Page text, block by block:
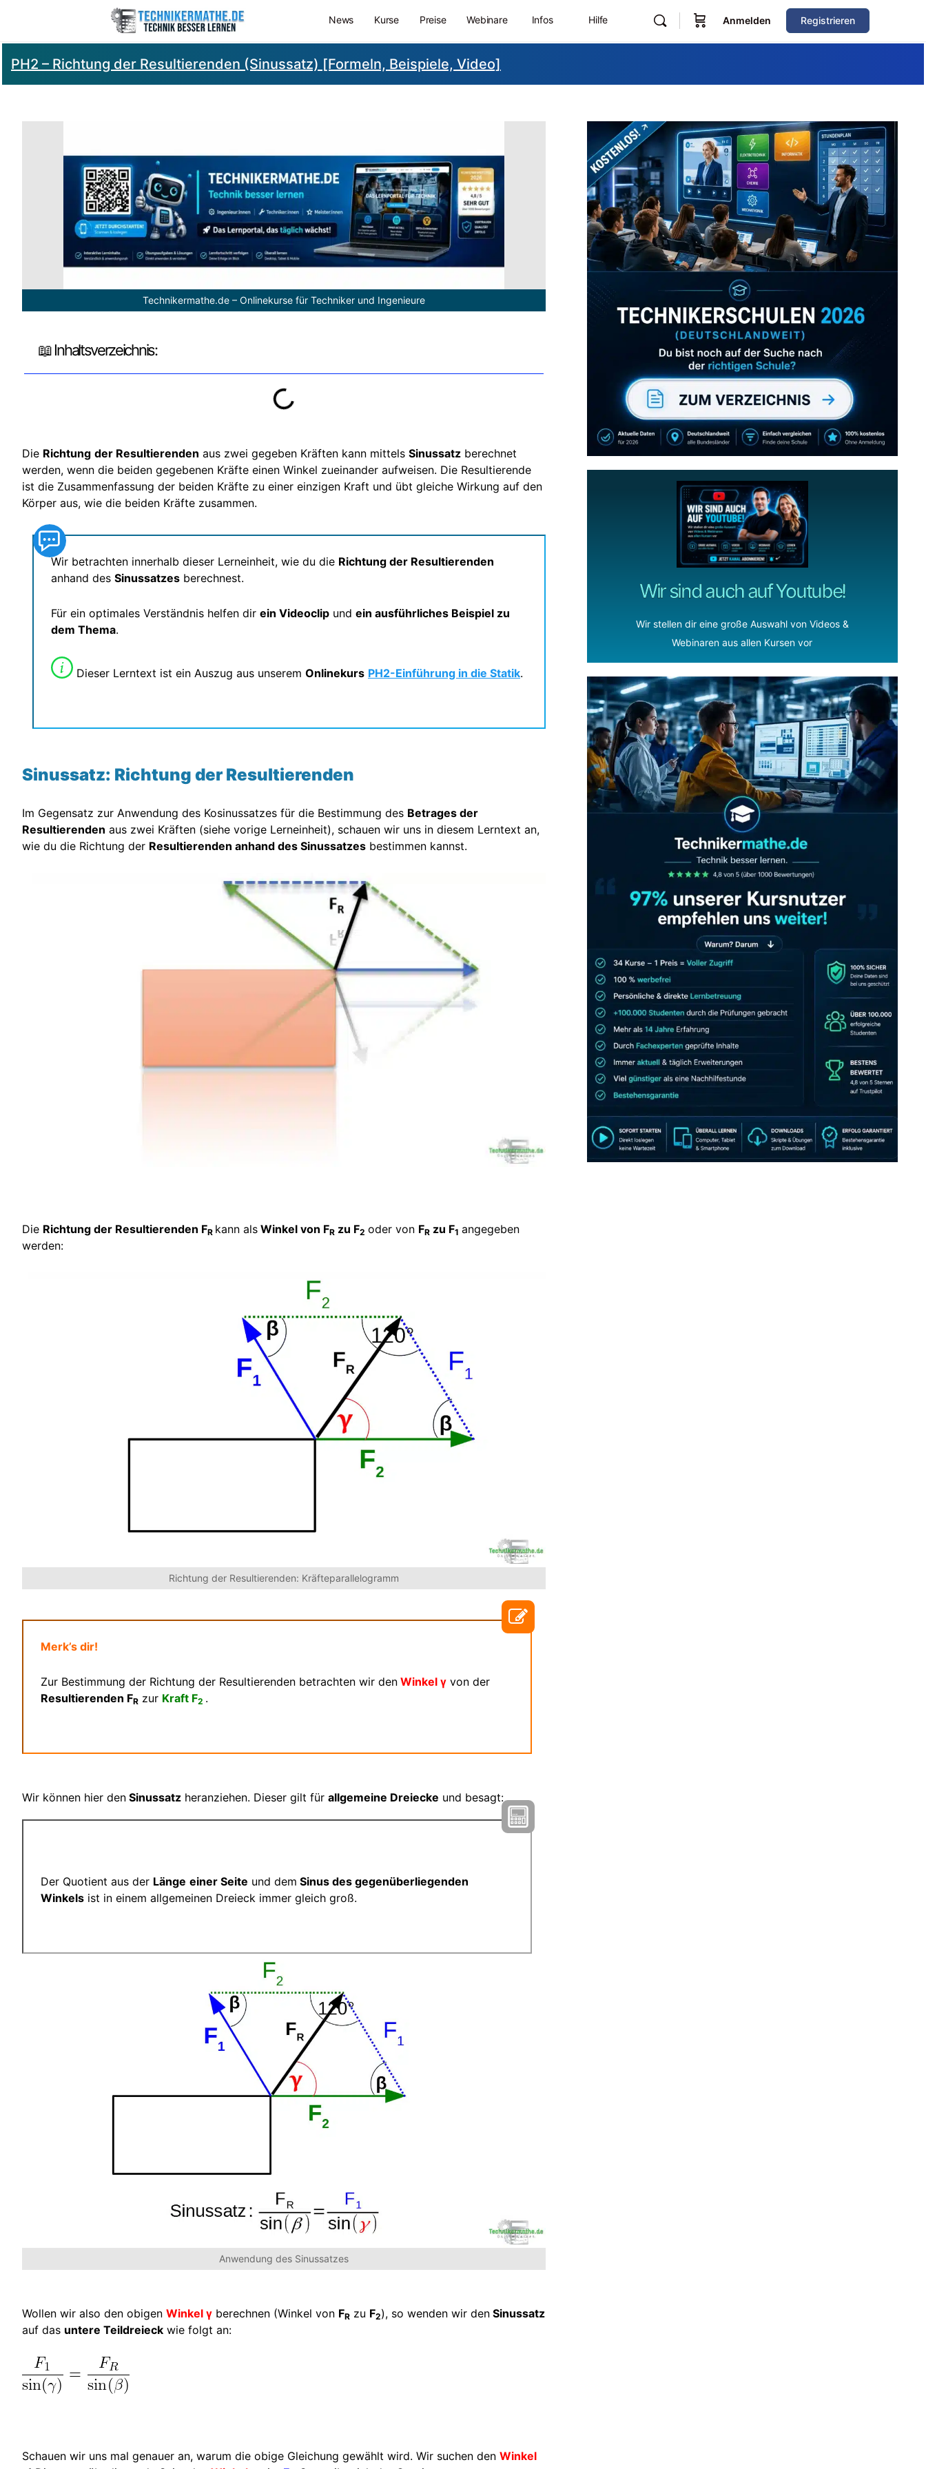
News Kurse Preise Webinare Infos Hilfe Anmelden Registrieren
PH2 – Richtung der Resultierenden (Sinussatz) [Formeln, Beispiele, Video]
Technikermathe.de – Onlinekurse für Techniker und Ingenieure
📖 Inhaltsverzeichnis:
Die Richtung der Resultierenden aus zwei gegeben Kräften kann mittels Sinussatz berechnet
werden, wenn die beiden gegebenen Kräfte einen Winkel zueinander aufweisen. Die Resultierende
ist die Zusammenfassung der beiden Kräfte zu einer einzigen Kraft und übt gleiche Wirkung auf den
Körper aus, wie die beiden Kräfte zusammen.
Wir betrachten innerhalb dieser Lerneinheit, wie du die Richtung der Resultierenden
anhand des Sinussatzes berechnest.
Für ein optimales Verständnis helfen dir ein Videoclip und ein ausführliches Beispiel zu
dem Thema.
Dieser Lerntext ist ein Auszug aus unserem Onlinekurs PH2-Einführung in die Statik.
Sinussatz: Richtung der Resultierenden
Im Gegensatz zur Anwendung des Kosinussatzes für die Bestimmung des Betrages der
Resultierenden aus zwei Kräften (siehe vorige Lerneinheit), schauen wir uns in diesem Lerntext an,
wie du die Richtung der Resultierenden anhand des Sinussatzes bestimmen kannst.
Die Richtung der Resultierenden FR kann als Winkel von FR zu F2 oder von FR zu F1 angegeben
werden:
Richtung der Resultierenden: Kräfteparallelogramm
Merk’s dir!
Zur Bestimmung der Richtung der Resultierenden betrachten wir den Winkel γ von der
Resultierenden FR zur Kraft F2 .
Wir können hier den Sinussatz heranziehen. Dieser gilt für allgemeine Dreiecke und besagt:
Der Quotient aus der Länge einer Seite und dem Sinus des gegenüberliegenden
Winkels ist in einem allgemeinen Dreieck immer gleich groß.
Anwendung des Sinussatzes
Wollen wir also den obigen Winkel γ berechnen (Winkel von FR zu F2), so wenden wir den Sinussatz
auf das untere Teildreieck wie folgt an:
Schauen wir uns mal genauer an, warum die obige Gleichung gewählt wird. Wir suchen den Winkel
Zum Verzeichnis
Wir sind auch auf Youtube!
Wir stellen dir eine große Auswahl von Videos &
Webinaren aus allen Kursen vor
Abonniere uns auch
gerne
wenn dir unsere Videos gefallen!
ZUM YOUTUBE KANAL
JETZT AB 7,40 EUR/MONAT PERFEKT LERNEN